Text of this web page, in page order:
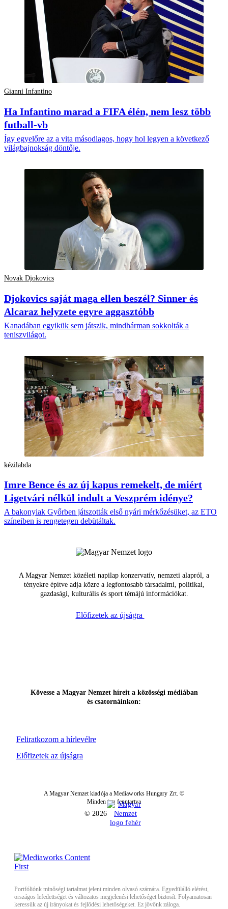
Gianni Infantino
Ha Infantino marad a FIFA élén, nem lesz több
futball-vb
Így egyelőre az a vita másodlagos, hogy hol legyen a következő
világbajnokság döntője.
Novak Djokovics
Djokovics saját maga ellen beszél? Sinner és
Alcaraz helyzete egyre aggasztóbb
Kanadában egyikük sem játszik, mindhárman sokkolták a
teniszvilágot.
kézilabda
Imre Bence és az új kapus remekelt, de miért
Ligetvári nélkül indult a Veszprém idénye?
A bakonyiak Győrben játszották első nyári mérkőzésüket, az ETO
színeiben is rengetegen debütáltak.
A Magyar Nemzet közéleti napilap konzervatív, nemzeti alapról, a
tényekre építve adja közre a legfontosabb társadalmi, politikai,
gazdasági, kulturális és sport témájú információkat.
Előfizetek az újságra
Feliratkozom a hírlevélre
Kövesse a Magyar Nemzet híreit a közösségi médiában
és csatornáinkon:
Előfizetek az újságra
A Magyar Nemzet kiadója a Mediaworks Hungary Zrt. ©
Minden jog fenntartva
© 2026
Portfóliónk minőségi tartalmat jelent minden olvasó számára. Egyedülálló elérést,
országos lefedettséget és változatos megjelenési lehetőséget biztosít. Folyamatosan
keressük az új irányokat és fejlődési lehetőségeket. Ez jövőnk záloga.